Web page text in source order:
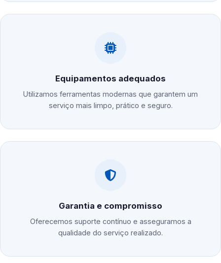
Equipamentos adequados
Utilizamos ferramentas modernas que garantem um
serviço mais limpo, prático e seguro.
Garantia e compromisso
Oferecemos suporte contínuo e asseguramos a
qualidade do serviço realizado.